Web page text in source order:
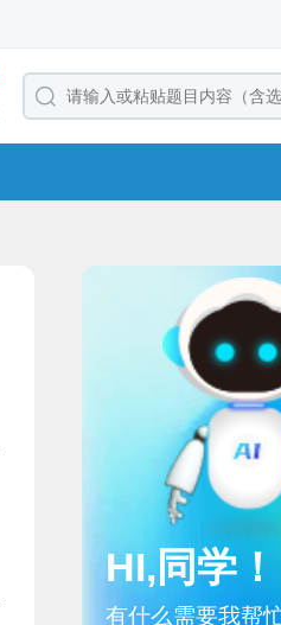
HI,同学！
有什么需要我帮